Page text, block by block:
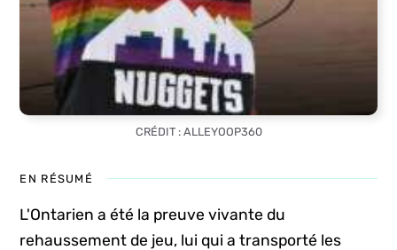
CRÉDIT : ALLEYOOP360
EN RÉSUMÉ
L'Ontarien a été la preuve vivante du
rehaussement de jeu, lui qui a transporté les